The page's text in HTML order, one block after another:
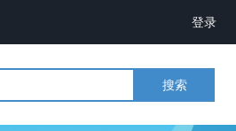
登录
搜索